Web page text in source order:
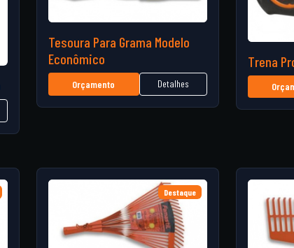
Tesoura Para Grama Modelo
Econômico
Orçamento Detalhes
Trena
Destaque